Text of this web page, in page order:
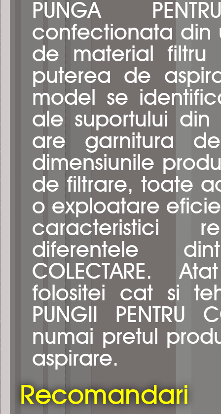
PUNGA
confectionata din
de material
puterea de
model se
ale suportului
are garnitura
dimensiunile
de filtrare, toate
o exploatare
caracteristici
diferentele
COLECTARE.
folositei cat si
PUNGII PENTRU
numai pretul
aspirare.
Recomandari